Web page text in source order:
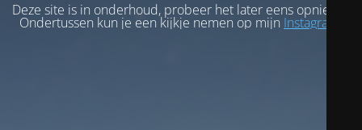
Deze site is in onderhoud, probeer het later eens opnieuw.
Ondertussen kun je een kijkje nemen op mijn Instagram